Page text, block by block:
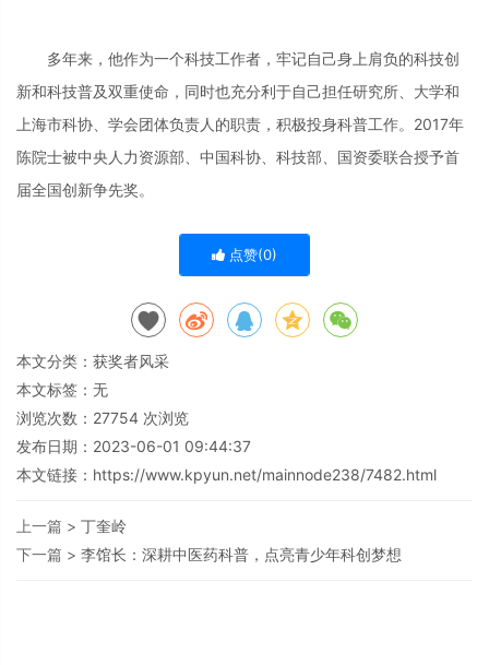
多年来，他作为一个科技工作者，牢记自己身上肩负的科技创
新和科技普及双重使命，同时也充分利于自己担任研究所、大学和
上海市科协、学会团体负责人的职责，积极投身科普工作。2017年
陈院士被中央人力资源部、中国科协、科技部、国资委联合授予首
届全国创新争先奖。
点赞(0)
本文分类： 获奖者风采
本文标签：无
浏览次数： 27754 次浏览
发布日期：2023-06-01 09:44:37
本文链接： https://www.kpyun.net/mainnode238/7482.html
上一篇 > 丁奎岭
下一篇 > 李馆长：深耕中医药科普，点亮青少年科创梦想